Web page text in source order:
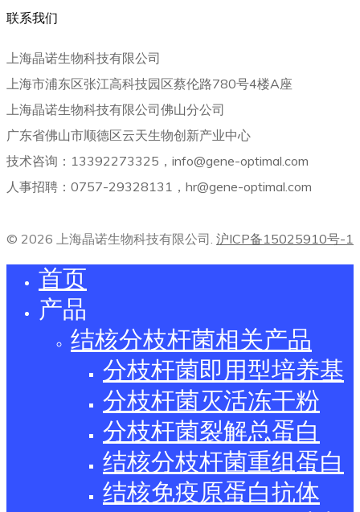
联系我们
上海晶诺生物科技有限公司
上海市浦东区张江高科技园区蔡伦路780号4楼A座
上海晶诺生物科技有限公司佛山分公司
广东省佛山市顺德区云天生物创新产业中心
技术咨询：13392273325，info@gene-optimal.com
人事招聘：0757-29328131，hr@gene-optimal.com
© 2026 上海晶诺生物科技有限公司. 沪ICP备15025910号-1
首页
产品
结核分枝杆菌相关产品
分枝杆菌即用型培养基
分枝杆菌灭活冻干粉
分枝杆菌裂解总蛋白
结核分枝杆菌重组蛋白
结核免疫原蛋白抗体